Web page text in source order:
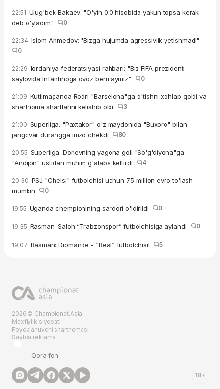
22:51 Ulug'bek Bakaev: "O'yin 0:0 hisobida yakun topsa kerak
deb o'yladim"
0
22:34 Islom Ahmedov: "Bizga hujumda agressivlik yetishmadi"
0
22:29 Iordaniya federatsiyasi rahbari: "Biz FIFA prezidenti
saylovida Infantinoga ovoz bermaymiz"
0
21:09 Kutilmaganda Rodri "Barselona"ga o'tishni xohlab qoldi va
shartnoma shartlarini kelishib oldi
3
21:00 Superliga. "Paxtakor" o'z maydonida "Buxoro" bilan
jangovar durangga imzo chekdi
80
20:55 Superliga. Dorievning yagona goli "So'g'diyona"ga
"Andijon" ustidan muhim g'alaba keltirdi
4
20:30 PSJ "Chelsi" futbolchisi uchun 75 million evro to'lashi
mumkin
0
19:55 Uganda chempionining sardori o'ldirildi 0
19:35 Rasman: Saloh “Trabzonspor” futbolchisiga aylandi 0
19:07 Rasman: Diomande - “Real” futbolchisi! 5
2026 © Championat.Asia
Maxfiylik siyosati
Foydalanuvchi shartnomasi
Saytda reklama
Qora fon
18+